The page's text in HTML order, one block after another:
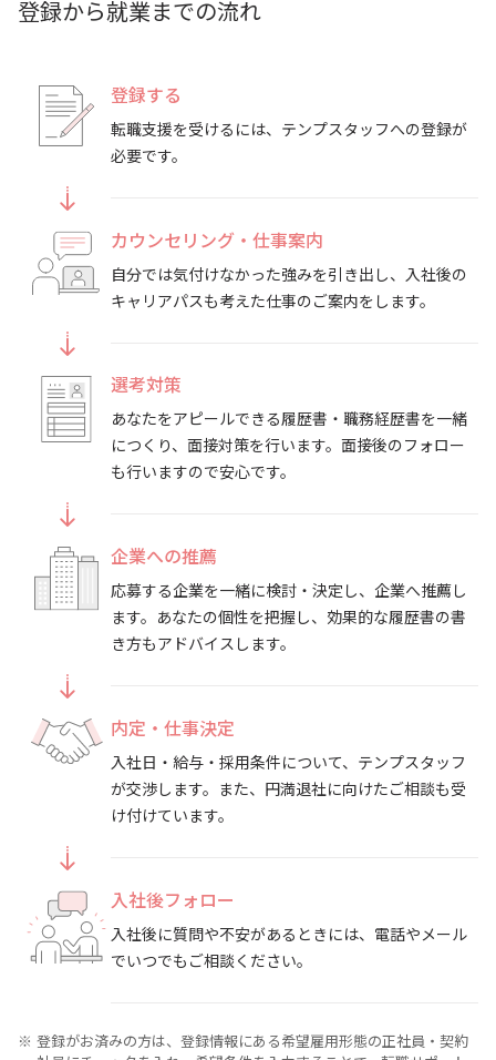
登録から就業までの流れ
登録する
転職支援を受けるには、テンプスタッフへの登録が
必要です。
カウンセリング・仕事案内
自分では気付けなかった強みを引き出し、入社後の
キャリアパスも考えた仕事のご案内をします。
選考対策
あなたをアピールできる履歴書・職務経歴書を一緒
につくり、面接対策を行います。面接後のフォロー
も行いますので安心です。
企業への推薦
応募する企業を一緒に検討・決定し、企業へ推薦し
ます。あなたの個性を把握し、効果的な履歴書の書
き方もアドバイスします。
内定・仕事決定
入社日・給与・採用条件について、テンプスタッフ
が交渉します。また、円満退社に向けたご相談も受
け付けています。
入社後フォロー
入社後に質問や不安があるときには、電話やメール
でいつでもご相談ください。
登録がお済みの方は、登録情報にある希望雇用形態の正社員・契約